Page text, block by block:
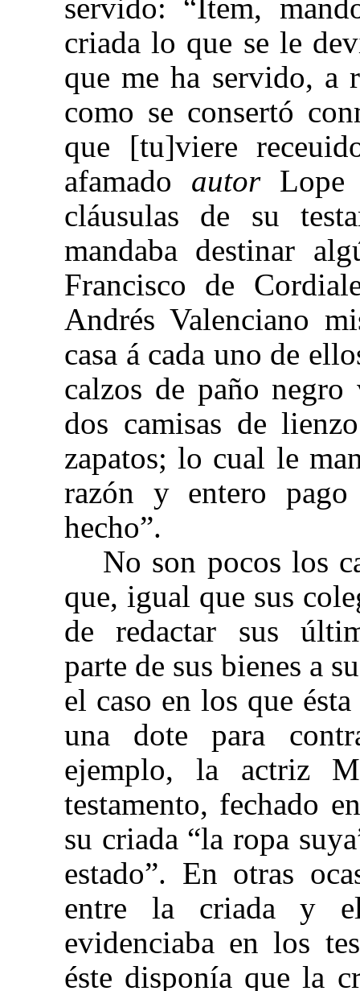
servido: “Item,
criada lo que se le
que me ha servido, a
como se consertó
que [tu]viere
afamado autorLope
cláusulas de su
mandaba destinar
Francisco de
Andrés Valenciano
casa á cada uno de
calzos de paño
dos camisas de
zapatos; lo cual le
razón y entero
hecho”.
No son pocos los
que, igual que sus
de redactar sus
parte de sus bienes a
el caso en los que
una dote para
ejemplo, la actriz
testamento, fechado
su criada “la ropa
estado”. En otras
entre la criada y
evidenciaba en los
éste disponía que la